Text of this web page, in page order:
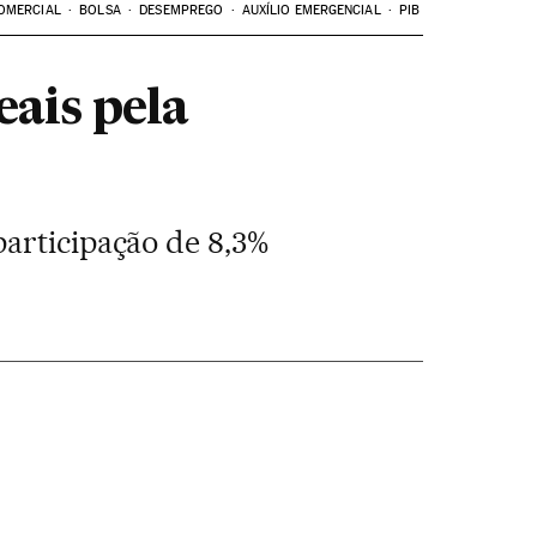
BOLSA DESEMPREGO AUXÍLIO EMERGENCIAL PIB
pela
de 8,3%